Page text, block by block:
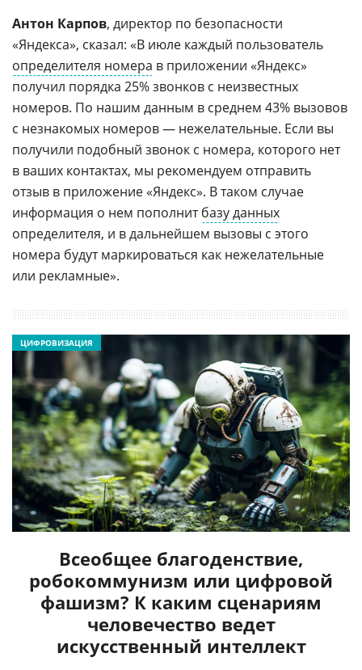
Антон Карпов, директор по безопасности
«Яндекса», сказал: «В июле каждый пользователь
определителя номера в приложении «Яндекс»
получил порядка 25% звонков с неизвестных
номеров. По нашим данным в среднем 43% вызовов
с незнакомых номеров — нежелательные. Если вы
получили подобный звонок с номера, которого нет
в ваших контактах, мы рекомендуем отправить
отзыв в приложение «Яндекс». В таком случае
информация о нем пополнитбазу данных
определителя, и в дальнейшем вызовы с этого
номера будут маркироваться как нежелательные
или рекламные».
Всеобщее благоденствие,
робокоммунизм или цифровой
фашизм? К каким сценариям
человечество ведет
искусственный интеллект
ЦИФРОВИЗАЦИЯ